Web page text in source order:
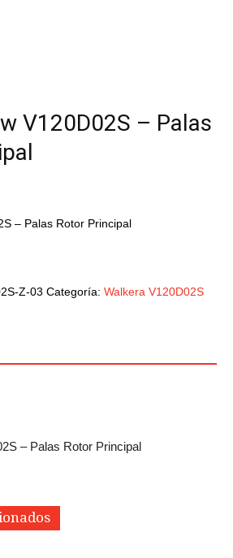
V120D02S – Palas
– Palas Rotor Principal
Z-03 Categoría: Walkera V120D02S
– Palas Rotor Principal